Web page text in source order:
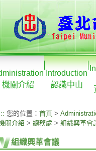
機關介紹
Introduction
認識中山
您的位置： 首頁 >
關介紹 > 總務處 > 組織興革會
組織興革會議